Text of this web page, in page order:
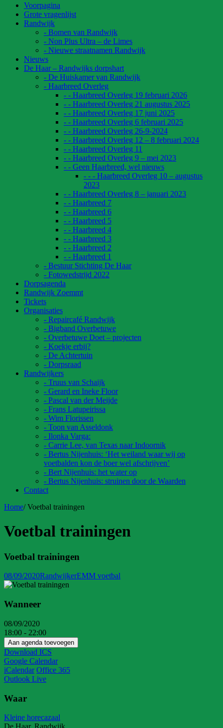
Voorpagina
Grote vragenlijst
Randwijk
- Bomen van Randwijk
- Non Plus Ultra – de Limes
- Nieuwe straatnamen Randwijk
Nieuws
De Haar – Randwijks dorpshart
- De Huiskamer van Randwijk
- Haarbreed Overleg
- - Haarbreed Overleg 19 februari 2026
- - Haarbreed Overleg 21 augustus 2025
- - Haarbreed Overleg 17 juni 2025
- - Haarbreed Overleg 6 februari 2025
- - Haarbreed Overleg 26-9-2024
- - Haarbreed Overleg 12 – 8 februari 2024
- - Haarbreed Overleg 11
- - Haarbreed Overleg 9 – mei 2023
- - Geen Haarbreed, wel nieuws
- - - Haarbreed Overleg 10 – augustus
2023
- - Haarbreed Overleg 8 – januari 2023
- - Haarbreed 7
- - Haarbreed 6
- - Haarbreed 5
- - Haarbreed 4
- - Haarbreed 3
- - Haarbreed 2
- - Haarbreed 1
- Bestuur Stichting De Haar
- Fotowedstrijd 2022
Dorpsagenda
Randwijk Zoemmt
Tickets
Organisaties
- Repaircafé Randwijk
- Bigband Overbetuwe
- Overbetuwe Doet – projecten
- Koekje erbij?
- De Achtertuin
- Dorpsraad
Randwijkers
- Truus van Schaijk
- Gerard en Ineke Floor
- Pascal van der Meijde
- Frans Latupeirissa
- Wim Florissen
- Toon van Asseldonk
- Ilonka Varga:
- Carrie Lee, van Texas naar Indoornik
- Bertus Nijenhuis: ‘Het weiland waar wij op
voetbalden kon de boer wel afschrijven’
- Bert Nijenhuis: het water op
- Bertus Nijenhuis: struinen door de Waarden
Contact
Home/Voetbal trainingen
Voetbal trainingen
Voetbal trainingen
08/09/2020RandwijkerEMM voetbal
Wanneer
08/09/2020
18:00 - 22:00
Aan agenda toevoegen
Download ICS
Google Calendar
iCalendar Office 365
Outlook Live
Waar
Kleine horecazaal